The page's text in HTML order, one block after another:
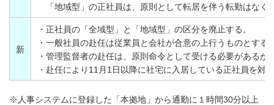
「地域型」の正社員は、原則として転居を伴う転勤はなく
新
・正社員の「全域型」と「地域型」の区分を廃止する。
・一般社員の赴任は従業員と会社が合意の上行うものとする
・管理監督者の赴任は、原則命令として受ける必要がある
・赴任により11月1日以降に社宅に入居している正社員を対
※人事システムに登録した「本拠地」から通勤に１時間30分以上